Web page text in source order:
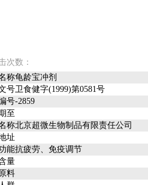
次数：
称龟龄宝冲剂
号卫食健字(1999)第0581号
号-2859
至
称北京超微生物制品有限责任公司
址
能抗疲劳、免疫调节
量
料